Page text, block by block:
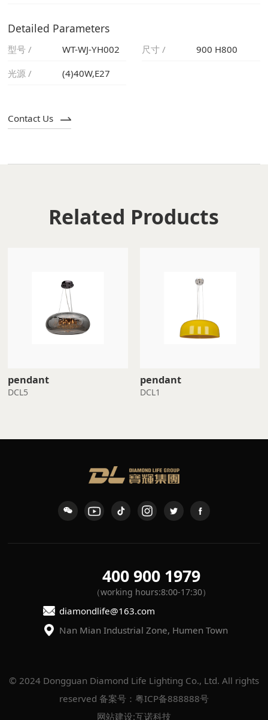
Detailed Parameters
型号 / WT-WJ-YH002 尺寸 /
900 H800
光源 /
(4)40W,E27
Contact Us
Related Products
pendant
DCL5
pendant
DCL1
400 900 1979
（working hours:8:00-17:30）
diamondlife@163.com
Nan Mian Industrial Zone, Humen Town
reserved 备案号：粤ICP备888888号
网站建设:互诺科技